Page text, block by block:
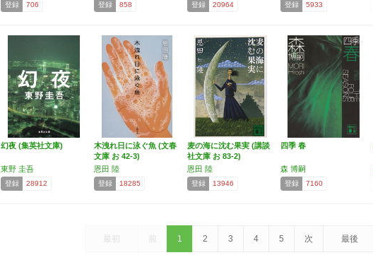
登録 706 登録 858 登録 20964 登録 5933
幻夜 (集英社文庫)
東野 圭吾
登録 28912
木洩れ日に泳ぐ魚 (文春
文庫 お 42-3)
恩田 陸
登録 18285
麦の海に沈む果実 (講談
社文庫 お 83-2)
恩田 陸
登録 13946
四季 春
森 博嗣
登録 7160
最初 前 1 2 3 4 5 次 最後